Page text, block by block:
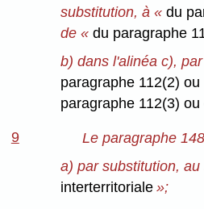
substitution, à «du
de «du paragraphe
b) dans l'alinéa c),
paragraphe 112(2) ou
paragraphe 112(3)
9
Le paragraphe
a) par substitution, au
interterritoriale »;